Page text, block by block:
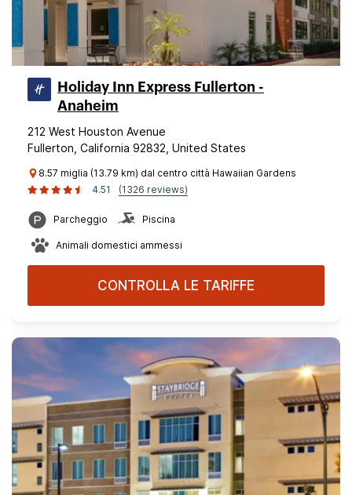
Holiday Inn Express Fullerton -
Anaheim
212 West Houston Avenue
Fullerton, California 92832, United States
8.57 miglia (13.79 km) dal centro città Hawaiian Gardens
4.51
(1326 reviews)
Parcheggio Piscina
Animali domestici ammessi
CONTROLLA LE TARIFFE